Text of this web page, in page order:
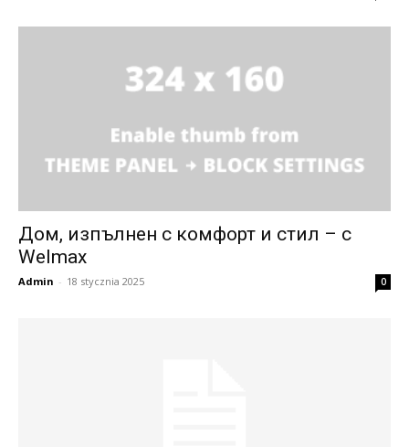
Дом, изпълнен с комфорт и стил – с
Welmax
Admin - 18 stycznia 2025 0